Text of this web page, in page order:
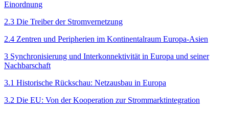
Einordnung
2.3 Die Treiber der Stromvernetzung
2.4 Zentren und Peripherien im Kontinentalraum Europa-Asien
3 Synchronisierung und Interkonnektivität in Europa und seiner
Nachbarschaft
3.1 Historische Rückschau: Netzausbau in Europa
3.2 Die EU: Von der Kooperation zur Strommarktintegration